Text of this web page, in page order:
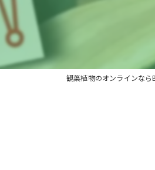
観葉植物のオンラインなら